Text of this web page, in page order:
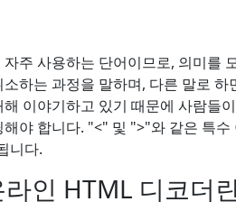
주 사용하는 단어이므로, 의미를
하는 과정을 말하며, 다른 말로
이야기하고 있기 때문에 사람들
야 합니다. "<" 및 ">"와 같은 특
니다.
인 HTML 디코더